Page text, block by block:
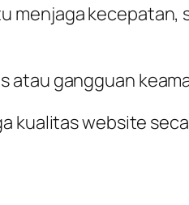
menjaga kecepatan,
atau gangguan
kualitas website